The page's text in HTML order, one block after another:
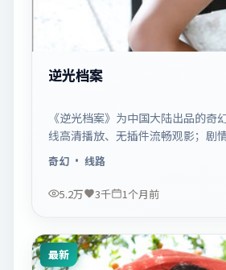
逆光档案
《逆光档案》为中国大陆出品的奇
线高清播放、无插件流畅观影；剧
明，适合休闲一口气追看。
奇幻· 线路
5.2万 3千 1个月前
最新